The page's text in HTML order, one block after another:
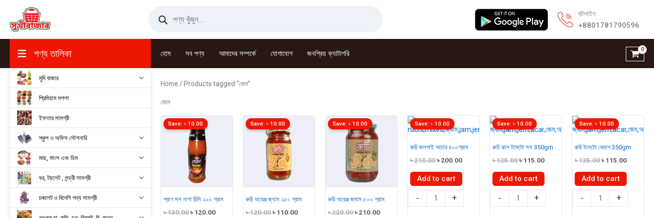
content
search
হটলাইন:
+8801781790596
পণ্য তালিকা হোম সব পণ্য আমাদের সম্পর্কে যোগাযোগ জনপ্রিয় ক্যাটাগরি
মুদি বাজার
প্রিমিয়াম মশলা
ইফতার সামগ্রী
স্কুল ও অফিস স্টেশনারি
মাছ, মাংস এবং ডিম
ঘর, টয়লেট , লন্ড্রী সামগ্রী
চকলেট ও বিদেশি পন্য সামগ্রী
Home / Products tagged “জেম”
জেম
প্রাণ সস নাগা চিলি ২০০ গ্রাম
৳130.00Original
৳120.00Current
Save:৳10.00
রুচি অরেঞ্জ জ্যাম ২৫০ গ্রাম
৳120.00Original
৳110.00Current
Save:৳10.00
রুচি অরেঞ্জ জ্যাম ৫০০ গ্রাম
৳220.00Original
৳210.00Current
Save:৳10.00
রুচি জলপাই আচার ৪০০গ্রাম
৳210.00Original
was:
৳ 210.00.
৳200.00Current
is:
৳ 200.00.
Save:৳10.00
Add to cart
-
জলপাই
+
রুচি ঝাল টমেটো সস 350gm
৳125.00Original
was:
৳ 125.00.
৳115.00Current
is:
৳ 115.00.
Save:৳10.00
Add to cart
-
ঝাল
+
রুচি টমেটো কেচাপ 350gm
৳125.00Original
was:
৳ 125.00.
৳115.00Current
is:
৳ 115.00.
Save:৳10.00
Add to cart
-
টমেটো
+